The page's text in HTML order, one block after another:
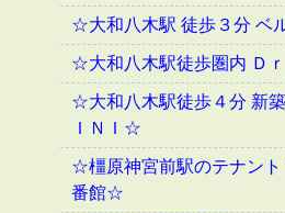
☆大和八木駅 徒歩３分 ベ
☆大和八木駅徒歩圏内
☆大和八木駅徒歩４分 新
ＩＮＩ☆
☆橿原神宮前駅のテナント
番館☆